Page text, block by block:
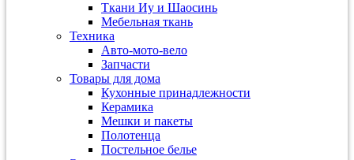
Ткани Иу и Шаосинь
Мебельная ткань
Техника
Авто-мото-вело
Запчасти
Товары для дома
Кухонные принадлежности
Керамика
Мешки и пакеты
Полотенца
Постельное белье